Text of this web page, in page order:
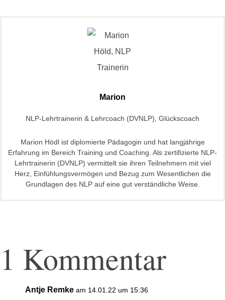
Marion
NLP-Lehrtrainerin & Lehrcoach (DVNLP), Glückscoach
Marion Hödl ist diplomierte Pädagogin und hat langjährige
Erfahrung im Bereich Training und Coaching. Als zertifizierte NLP-
Lehrtrainerin (DVNLP) vermittelt sie ihren Teilnehmern mit viel
Herz, Einfühlungsvermögen und Bezug zum Wesentlichen die
Grundlagen des NLP auf eine gut verständliche Weise.
1 Kommentar
Antje Remke am 14.01.22 um 15:36